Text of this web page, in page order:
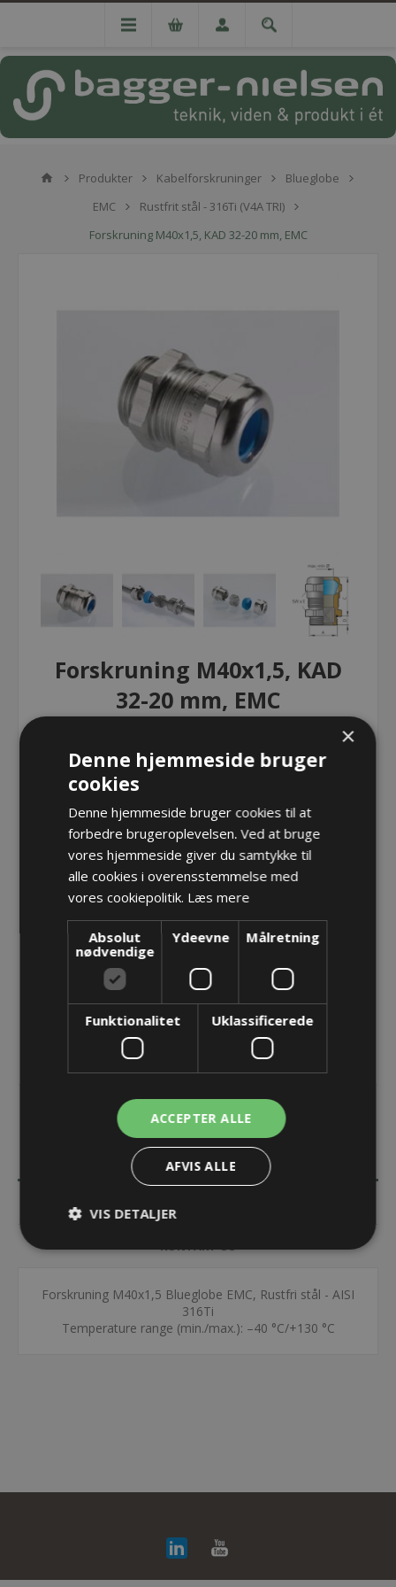
Produkter Kabelforskruninger
Blueglobe
EMC
Rustfrit stål - 316Ti (V4A TRI)
Forskruning M40x1,5, KAD 32-20 mm, EMC
Forskruning M40x1,5, KAD
32-20 mm, EMC
EMC
Forskruning M40x1,5, KAD 32-20 mm EMC
Varenr.: PF bg 240V4A tri
Producent: Pflitsch GmbH & Co. KG
Opret konto for at se priser
BESKRIVELSE
KONTAKT OS
Forskruning M40x1,5 Blueglobe EMC, Rustfri stål - AISI
316Ti
Temperature range (min./max.): –40 °C/+130 °C
×
Denne hjemmeside bruger
cookies
Denne hjemmeside bruger cookies til at
forbedre brugeroplevelsen. Ved at bruge
vores hjemmeside giver du samtykke til
alle cookies i overensstemmelse med
vores cookiepolitik. Læs mere
Absolut
nødvendige
Ydeevne Målretning
Funktionalitet Uklassificerede
ACCEPTER ALLE
AFVIS ALLE
VIS DETALJER